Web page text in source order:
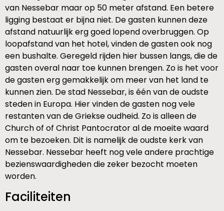
van Nessebar maar op 50 meter afstand. Een betere
ligging bestaat er bijna niet. De gasten kunnen deze
afstand natuurlijk erg goed lopend overbruggen. Op
loopafstand van het hotel, vinden de gasten ook nog
een bushalte. Geregeld rijden hier bussen langs, die de
gasten overal naar toe kunnen brengen. Zo is het voor
de gasten erg gemakkelijk om meer van het land te
kunnen zien. De stad Nessebar, is één van de oudste
steden in Europa. Hier vinden de gasten nog vele
restanten van de Griekse oudheid. Zo is alleen de
Church of of Christ Pantocrator al de moeite waard
om te bezoeken. Dit is namelijk de oudste kerk van
Nessebar. Nessebar heeft nog vele andere prachtige
bezienswaardigheden die zeker bezocht moeten
worden.
Faciliteiten